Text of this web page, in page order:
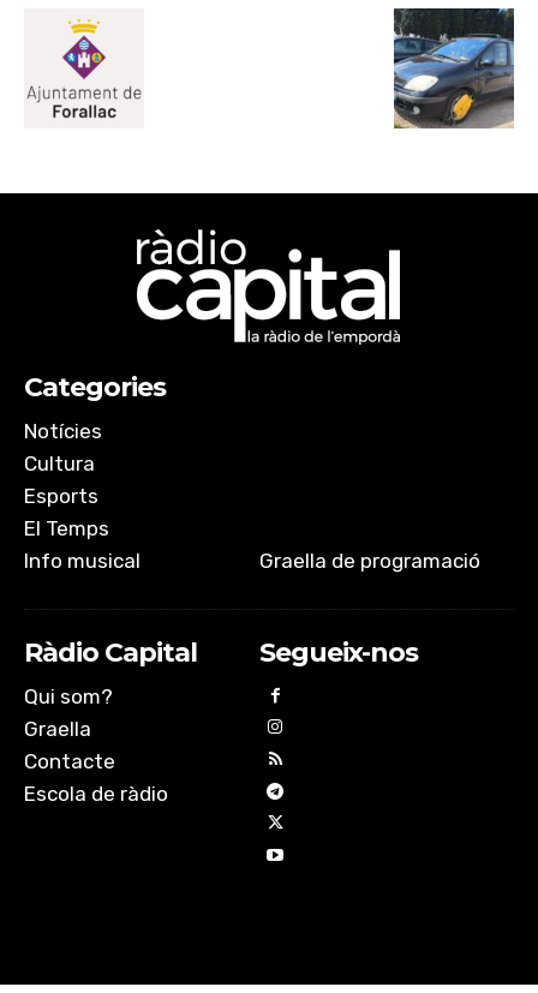
Categories
Notícies
Cultura
Esports
El Temps
Info musical
Graella de programació
Ràdio Capital
Qui som?
Graella
Contacte
Escola de ràdio
Segueix-nos